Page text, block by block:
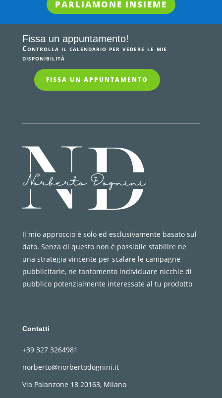
PARLIAMONE INSIEME
Fissa un appuntamento!
Controlla il calendario per vedere le mie
disponibilità
FISSA UN APPUNTAMENTO
Il mio approccio è solo ed esclusivamente basato sul
dato. Senza di questo non è possibile stabilire ne
una strategia vincente per scalare le campagne
pubblicitarie, ne tantomento individuare nicchie di
pubblico potenzialmente interessate al tu prodotto
Contatti
+39 327 3264981
norberto@norbertodognini.it
Via Palanzone 18 20163, Milano